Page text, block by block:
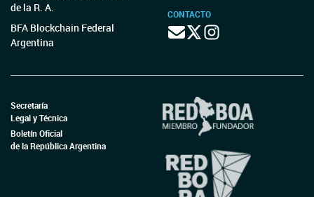
de la R. A.
BFA Blockchain Federal
Argentina
CONTACTO
Secretaría
Legal y Técnica
Boletín Oficial
de la República Argentina